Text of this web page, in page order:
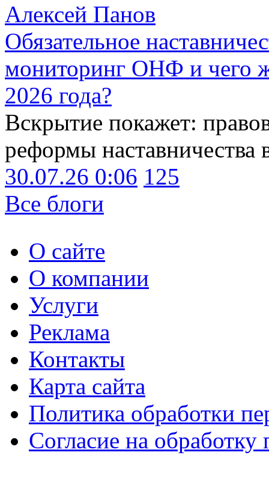
Алексей Панов
Обязательное
мониторинг ОНФ и чего
2026 года?
Вскрытие покажет:
реформы наставничества
30.07.26 0:06 125
Все блоги
О сайте
О компании
Услуги
Реклама
Контакты
Карта сайта
Политика обработки
Согласие на